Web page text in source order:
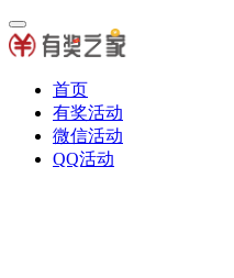
首页
有奖活动
微信活动
QQ活动